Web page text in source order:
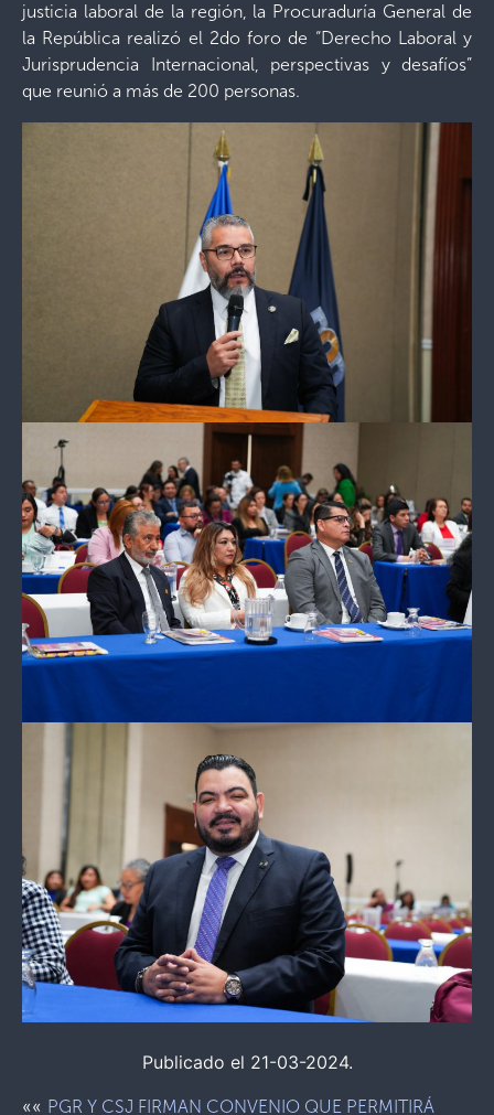
justicia laboral de la región, la Procuraduría General de
la República realizó el 2do foro de “Derecho Laboral y
Jurisprudencia Internacional, perspectivas y desafíos”
que reunió a más de 200 personas.
Publicado el 21-03-2024.
«« PGR Y CSJ FIRMAN CONVENIO QUE PERMITIRÁ